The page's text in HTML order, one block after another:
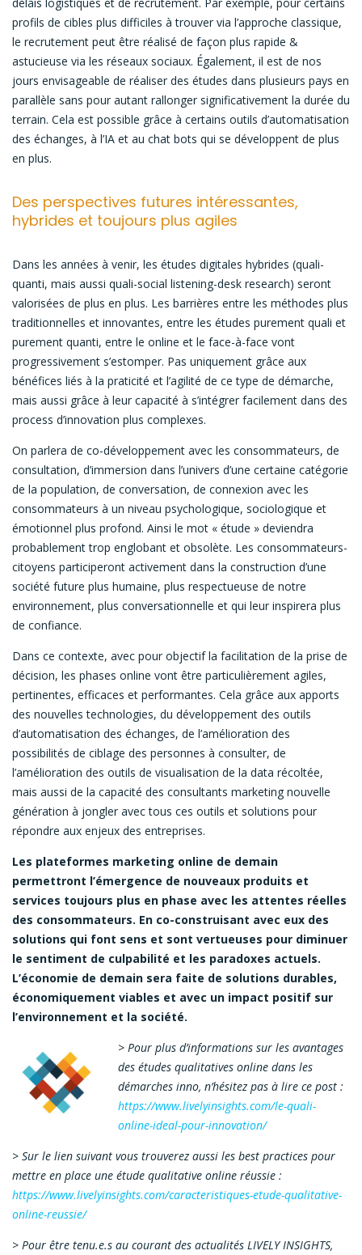
délais logistiques et de recrutement. Par exemple, pour certains
profils de cibles plus difficiles à trouver via l’approche classique,
le recrutement peut être réalisé de façon plus rapide &
astucieuse via les réseaux sociaux. Également, il est de nos
jours envisageable de réaliser des études dans plusieurs pays en
parallèle sans pour autant rallonger significativement la durée du
terrain. Cela est possible grâce à certains outils d’automatisation
des échanges, à l’IA et au chat bots qui se développent de plus
en plus.
Des perspectives futures intéressantes,
hybrides et toujours plus agiles
Dans les années à venir, les études digitales hybrides (quali-
quanti, mais aussi quali-social listening-desk research) seront
valorisées de plus en plus. Les barrières entre les méthodes plus
traditionnelles et innovantes, entre les études purement quali et
purement quanti, entre le online et le face-à-face vont
progressivement s’estomper. Pas uniquement grâce aux
bénéfices liés à la praticité et l’agilité de ce type de démarche,
mais aussi grâce à leur capacité à s’intégrer facilement dans des
process d’innovation plus complexes.
On parlera de co-développement avec les consommateurs, de
consultation, d’immersion dans l’univers d’une certaine catégorie
de la population, de conversation, de connexion avec les
consommateurs à un niveau psychologique, sociologique et
émotionnel plus profond. Ainsi le mot « étude » deviendra
probablement trop englobant et obsolète. Les consommateurs-
citoyens participeront activement dans la construction d’une
société future plus humaine, plus respectueuse de notre
environnement, plus conversationnelle et qui leur inspirera plus
de confiance.
Dans ce contexte, avec pour objectif la facilitation de la prise de
décision, les phases online vont être particulièrement agiles,
pertinentes, efficaces et performantes. Cela grâce aux apports
des nouvelles technologies, du développement des outils
d’automatisation des échanges, de l’amélioration des
possibilités de ciblage des personnes à consulter, de
l’amélioration des outils de visualisation de la data récoltée,
mais aussi de la capacité des consultants marketing nouvelle
génération à jongler avec tous ces outils et solutions pour
répondre aux enjeux des entreprises.
Les plateformes marketing online de demain
permettront l’émergence de nouveaux produits et
services toujours plus en phase avec les attentes réelles
des consommateurs. En co-construisant avec eux des
solutions qui font sens et sont vertueuses pour diminuer
le sentiment de culpabilité et les paradoxes actuels.
L’économie de demain sera faite de solutions durables,
économiquement viables et avec un impact positif sur
l’environnement et la société.
> Pour plus d’informations sur les avantages
des études qualitatives online dans les
démarches inno, n’hésitez pas à lire ce post :
https://www.livelyinsights.com/le-quali-
online-ideal-pour-innovation/
> Sur le lien suivant vous trouverez aussi les best practices pour
mettre en place une étude qualitative online réussie :
https://www.livelyinsights.com/caracteristiques-etude-qualitative-
online-reussie/
> Pour être tenu.e.s au courant des actualités LIVELY INSIGHTS,